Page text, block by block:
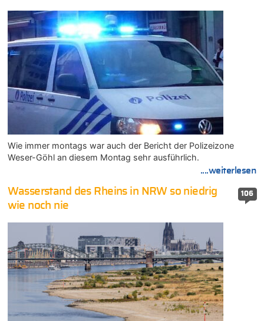
Wie immer montags war auch der Bericht der Polizeizone
Weser-Göhl an diesem Montag sehr ausführlich.
....weiterlesen
106
Wasserstand des Rheins in NRW so niedrig
wie noch nie